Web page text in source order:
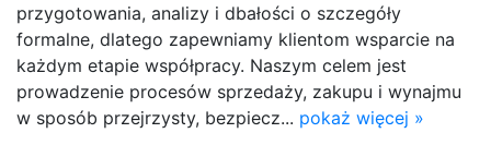
przygotowania, analizy i dbałości o szczegóły
formalne, dlatego zapewniamy klientom wsparcie na
każdym etapie współpracy. Naszym celem jest
prowadzenie procesów sprzedaży, zakupu i wynajmu
w sposób przejrzysty, bezpiecz... pokaż więcej »